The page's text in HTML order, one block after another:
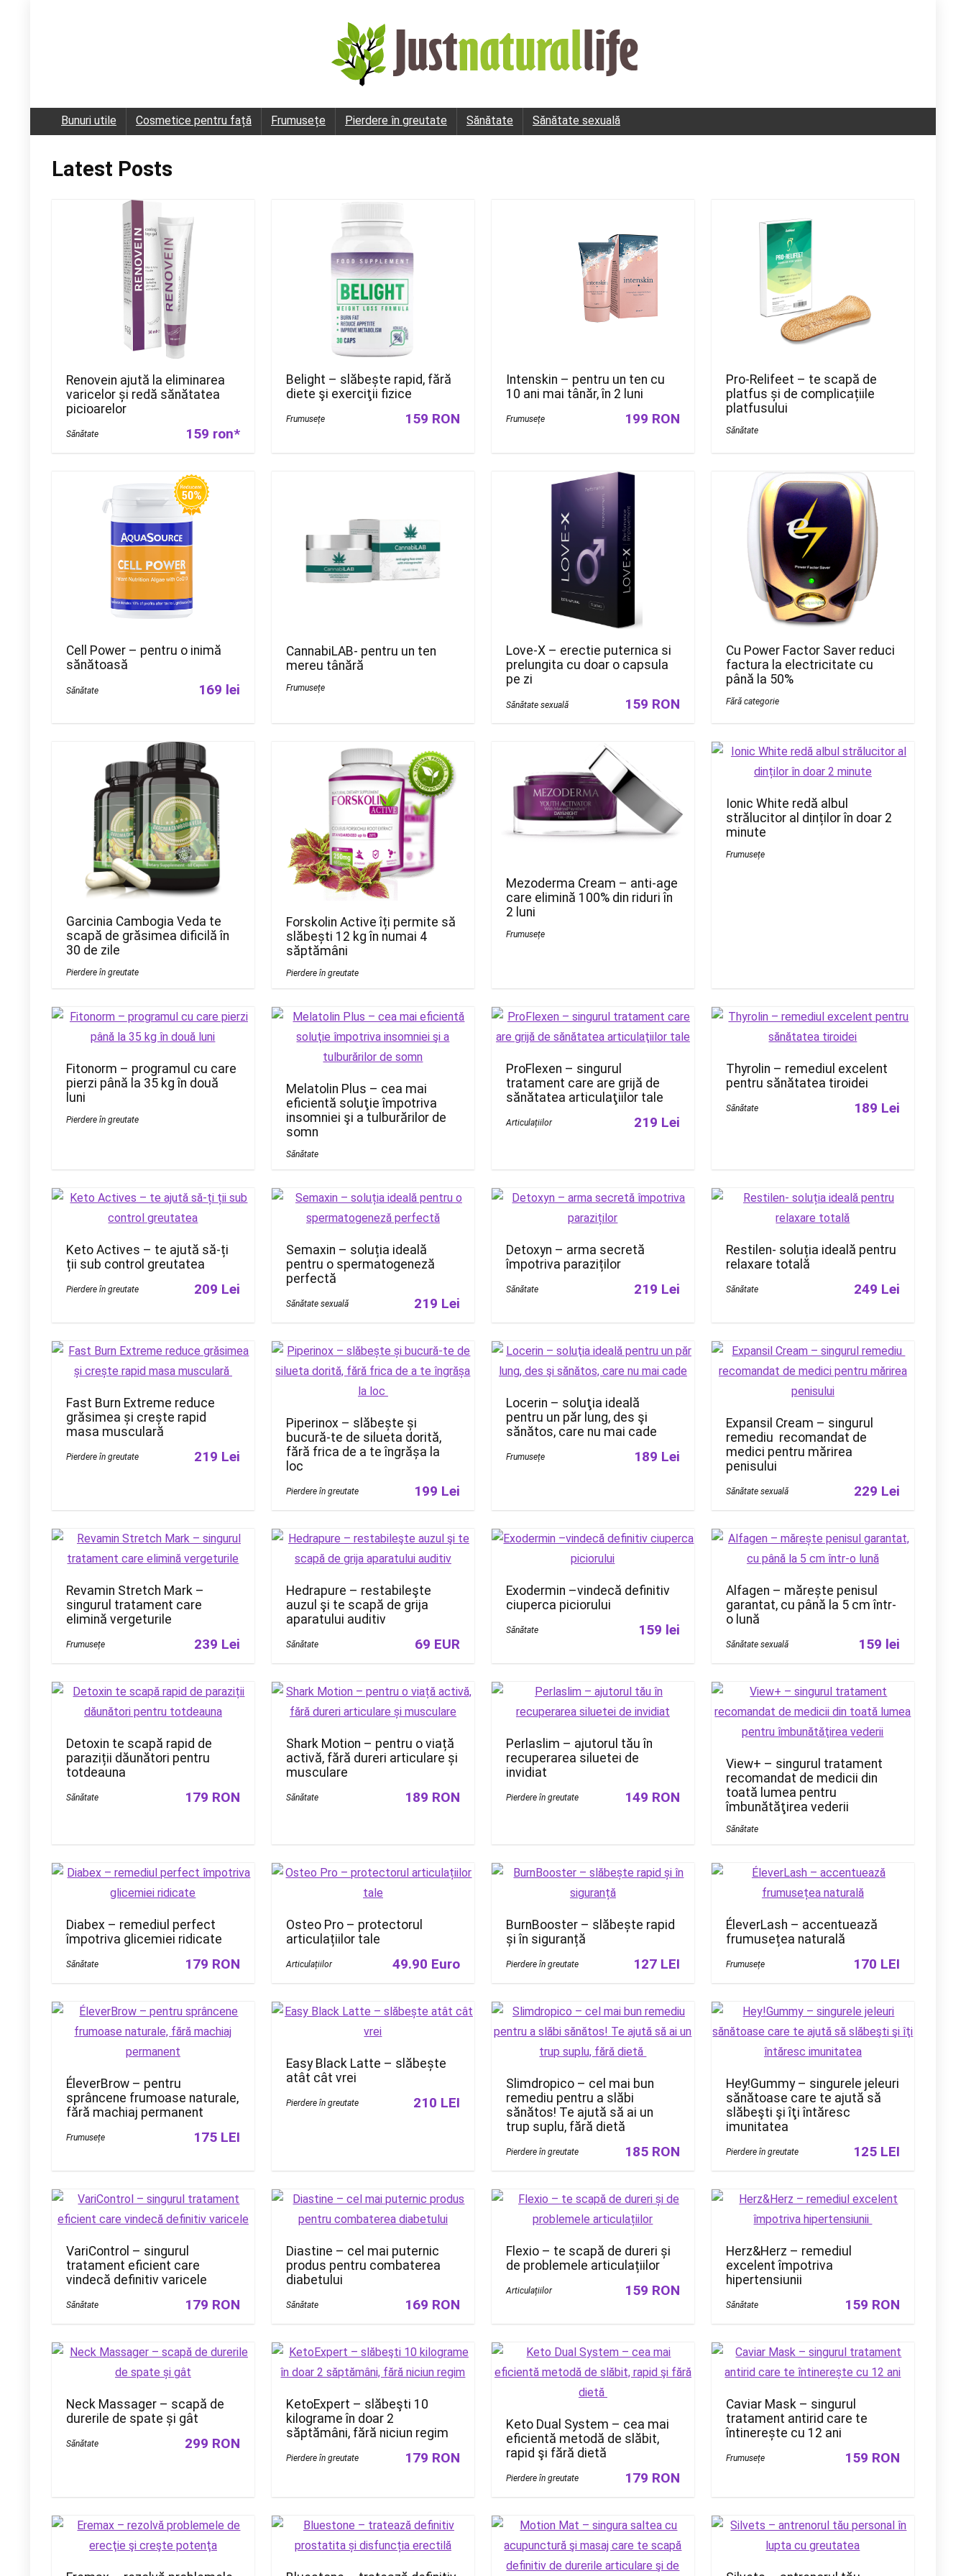
Bunuri utile Cosmetice pentru față Frumusețe Pierdere în greutate Sănătate Sănătate sexuală
Latest Posts
Renovein ajută la eliminarea
varicelor și redă sănătatea
picioarelor
Sănătate 159 ron*
Belight – slăbește rapid, fără
diete şi exerciţii fizice
Frumusețe 159 RON
Intenskin – pentru un ten cu
10 ani mai tânăr, în 2 luni
Frumusețe 199 RON
Pro-Relifeet – te scapă de
platfus și de complicațiile
platfusului
Sănătate
Cell Power – pentru o inimă
sănătoasă
Sănătate 169 lei
CannabiLAB- pentru un ten
mereu tânără
Frumusețe
Love-X – erectie puternica si
prelungita cu doar o capsula
pe zi
Sănătate sexuală 159 RON
Cu Power Factor Saver reduci
factura la electricitate cu
până la 50%
Fără categorie
Garcinia Cambogia Veda te
scapă de grăsimea dificilă în
30 de zile
Pierdere în greutate
Forskolin Active îți permite să
slăbești 12 kg în numai 4
săptămâni
Pierdere în greutate
Mezoderma Cream – anti-age
care elimină 100% din riduri în
2 luni
Frumusețe
Ionic White redă albul
strălucitor al dinților în doar 2
minute
Frumusețe
Fitonorm – programul cu care
pierzi până la 35 kg în două
luni
Pierdere în greutate
Melatolin Plus – cea mai
eficientă soluţie împotriva
insomniei şi a tulburărilor de
somn
Sănătate
ProFlexen – singurul
tratament care are grijă de
sănătatea articulaţiilor tale
Articulațiilor 219 Lei
Thyrolin – remediul excelent
pentru sănătatea tiroidei
Sănătate 189 Lei
Keto Actives – te ajută să-ți
ții sub control greutatea
Pierdere în greutate 209 Lei
Semaxin – soluția ideală
pentru o spermatogeneză
perfectă
Sănătate sexuală 219 Lei
Detoxyn – arma secretă
împotriva paraziților
Sănătate 219 Lei
Restilen- soluția ideală pentru
relaxare totală
Sănătate 249 Lei
Fast Burn Extreme reduce
grăsimea și crește rapid
masa musculară
Pierdere în greutate 219 Lei
Piperinox – slăbește și
bucură-te de silueta dorită,
fără frica de a te îngrășa la
loc
Pierdere în greutate 199 Lei
Locerin – soluţia ideală
pentru un păr lung, des şi
sănătos, care nu mai cade
Frumusețe 189 Lei
Expansil Cream – singurul
remediu recomandat de
medici pentru mărirea
penisului
Sănătate sexuală 229 Lei
Revamin Stretch Mark –
singurul tratament care
elimină vergeturile
Frumusețe 239 Lei
Hedrapure – restabileşte
auzul şi te scapă de grija
aparatului auditiv
Sănătate 69 EUR
Exodermin –vindecă definitiv
ciuperca piciorului
Sănătate 159 lei
Alfagen – mărește penisul
garantat, cu până la 5 cm într-
o lună
Sănătate sexuală 159 lei
Detoxin te scapă rapid de
paraziții dăunători pentru
totdeauna
Sănătate 179 RON
Shark Motion – pentru o viață
activă, fără dureri articulare și
musculare
Sănătate 189 RON
Perlaslim – ajutorul tău în
recuperarea siluetei de
invidiat
Pierdere în greutate 149 RON
View+ – singurul tratament
recomandat de medicii din
toată lumea pentru
îmbunătăţirea vederii
Sănătate
Diabex – remediul perfect
împotriva glicemiei ridicate
Sănătate 179 RON
Osteo Pro – protectorul
articulațiilor tale
Articulațiilor 49.90 Euro
BurnBooster – slăbește rapid
și în siguranță
Pierdere în greutate 127 LEI
ÉleverLash – accentuează
frumusețea naturală
Frumusețe 170 LEI
ÉleverBrow – pentru
sprâncene frumoase naturale,
fără machiaj permanent
Frumusețe 175 LEI
Easy Black Latte – slăbește
atât cât vrei
Pierdere în greutate 210 LEI
Slimdropico – cel mai bun
remediu pentru a slăbi
sănătos! Te ajută să ai un
trup suplu, fără dietă
Pierdere în greutate 185 RON
Hey!Gummy – singurele jeleuri
sănătoase care te ajută să
slăbeşti şi îţi întăresc
imunitatea
Pierdere în greutate 125 LEI
VariControl – singurul
tratament eficient care
vindecă definitiv varicele
Sănătate 179 RON
Diastine – cel mai puternic
produs pentru combaterea
diabetului
Sănătate 169 RON
Flexio – te scapă de dureri și
de problemele articulațiilor
Articulațiilor 159 RON
Herz&Herz – remediul
excelent împotriva
hipertensiunii
Sănătate 159 RON
Neck Massager – scapă de
durerile de spate și gât
Sănătate 299 RON
KetoExpert – slăbeşti 10
kilograme în doar 2
săptămâni, fără niciun regim
Pierdere în greutate 179 RON
Keto Dual System – cea mai
eficientă metodă de slăbit,
rapid şi fără dietă
Pierdere în greutate 179 RON
Caviar Mask – singurul
tratament antirid care te
întinerește cu 12 ani
Frumusețe 159 RON